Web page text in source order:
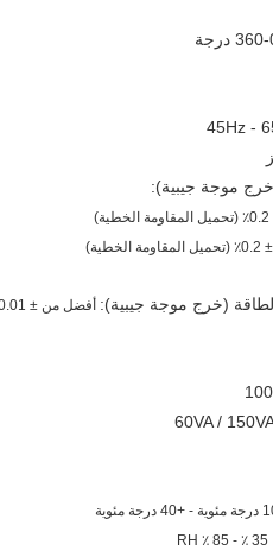
موجة جيبية):
(خرج موجة جيبية): أفضل من ± 0.01٪ (50 - 265V)